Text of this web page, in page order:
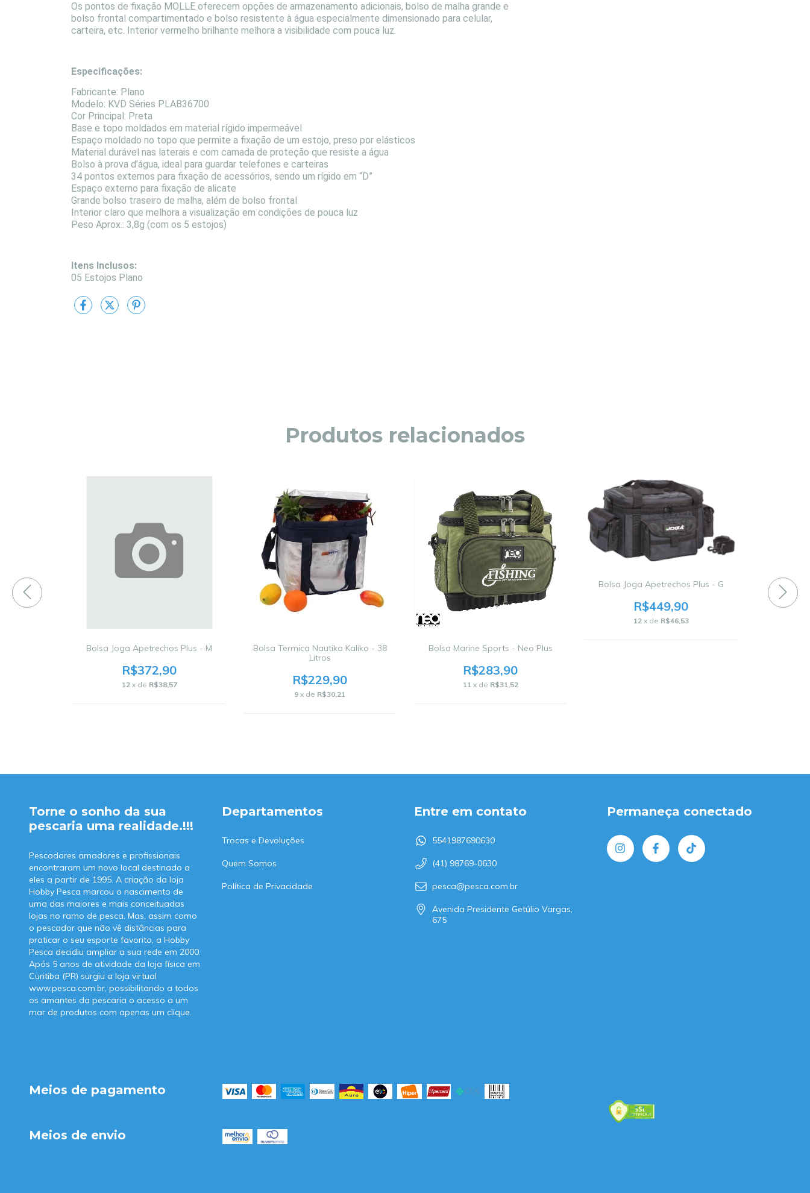
Os pontos de fixação MOLLE oferecem opções de armazenamento adicionais, bolso de malha grande e
bolso frontal compartimentado e bolso resistente à água especialmente dimensionado para celular,
carteira, etc. Interior vermelho brilhante melhora a visibilidade com pouca luz.
Especificações:
Fabricante: Plano
Modelo: KVD Séries PLAB36700
Cor Principal: Preta
Base e topo moldados em material rígido impermeável
Espaço moldado no topo que permite a fixação de um estojo, preso por elásticos
Material durável nas laterais e com camada de proteção que resiste a água
Bolso à prova d’água, ideal para guardar telefones e carteiras
34 pontos externos para fixação de acessórios, sendo um rígido em “D”
Espaço externo para fixação de alicate
Grande bolso traseiro de malha, além de bolso frontal
Interior claro que melhora a visualização em condições de pouca luz
Peso Aprox.: 3,8g (com os 5 estojos)
Itens Inclusos:
05 Estojos Plano
Produtos relacionados
Bolsa Joga Apetrechos Plus - M
R$372,90
12 x de R$38,57
Bolsa Termica Nautika Kaliko - 38
Litros
R$229,90
9 x de R$30,21
Bolsa Marine Sports - Neo Plus
R$283,90
11 x de R$31,52
Bolsa Joga Apetrechos Plus - G
R$449,90
12 x de R$46,53
Bolsa
Torne o sonho da sua
pescaria uma realidade.!!!
Pescadores amadores e profissionais
encontraram um novo local destinado a
eles a partir de 1995. A criação da loja
Hobby Pesca marcou o nascimento de
uma das maiores e mais conceituadas
lojas no ramo de pesca. Mas, assim como
o pescador que não vê distâncias para
praticar o seu esporte favorito, a Hobby
Pesca decidiu ampliar a sua rede em 2000.
Após 5 anos de atividade da loja física em
Curitiba (PR) surgiu a loja virtual
www.pesca.com.br, possibilitando a todos
os amantes da pescaria o acesso a um
mar de produtos com apenas um clique.
Departamentos
Trocas e Devoluções
Quem Somos
Política de Privacidade
Entre em contato
5541987690630
(41) 98769-0630
pesca@pesca.com.br
Avenida Presidente Getúlio Vargas,
675
Permaneça conectado
Meios de pagamento
Meios de envio